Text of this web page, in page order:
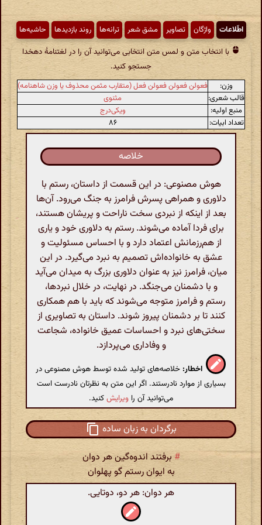
اطّلاعات واژگان تصاویر مشق شعر ترانه‌ها روند بازدیدها حاشیه‌ها
با انتخاب متن و لمس متن انتخابی می‌توانید آن را در لغتنامهٔ دهخدا
جستجو کنید.
وزن:
فعولن فعولن فعولن فعل (متقارب مثمن محذوف یا وزن شاهنامه)
قالب شعری:
مثنوی
منبع اولیه:
ویکی‌درج
تعداد ابیات:
۸۶
خلاصه
هوش مصنوعی: در این قسمت از داستان، رستم با
دلاوری و همراهی پسرش فرامرز به جنگ می‌رود. آن‌ها
بعد از اینکه از نبردی سخت ناراحت و پریشان هستند،
برای فردا آماده می‌شوند. رستم به دلاوری خود و یاری
از هم‌رزمانش اعتماد دارد و با احساس مسئولیت و
عشق به خانواده‌اش تصمیم به نبرد می‌گیرد. در این
میان، فرامرز نیز به عنوان دلاوری بزرگ به میدان می‌آید
و با دشمنان می‌جنگد. در نهایت، در خلال نبردها،
رستم و فرامرز متوجه می‌شوند که باید با هم همکاری
کنند تا بر دشمنان پیروز شوند. داستان به تصاویری از
سختی‌های نبرد و احساسات عمیق خانواده، شجاعت
و وفاداری می‌پردازد.
اخطار: خلاصه‌های تولید شده توسط هوش مصنوعی در
بسیاری از موارد نادرستند. اگر این متن به نظرتان نادرست است
می‌توانید آن را ویرایشکنید.
برگردان به زبان ساده
# برفتند اندوه‌گین هر دوان
به ایوان رستم گو پهلوان
هر دوان‌: هر دو‌، دو‌تایی‌.